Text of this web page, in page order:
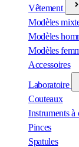
Vêtement
Modèles
Modèles
Modèles
Accessoires
Laboratoire
Couteaux
Instruments à
Pinces
Spatules